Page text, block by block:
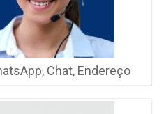
Chat, Endereço